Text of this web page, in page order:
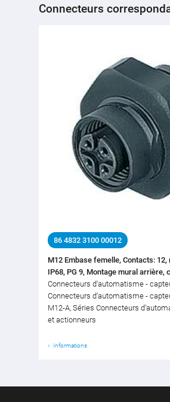
Connecteurs
86 4832 3100 00012
M12 Embase femelle, Contacts: 12,
IP68, PG 9, Montage mural arrière,
Connecteurs d‘automatisme -
Connecteurs d‘automatisme -
M12-A, Séries Connecteurs
et actionneurs
Informations